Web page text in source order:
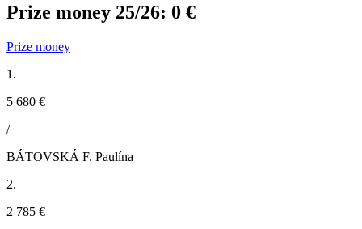
Prize money 25/26: 0 €
Prize money
1.
5 680 €
/
BÁTOVSKÁ F. Paulína
2.
2 785 €